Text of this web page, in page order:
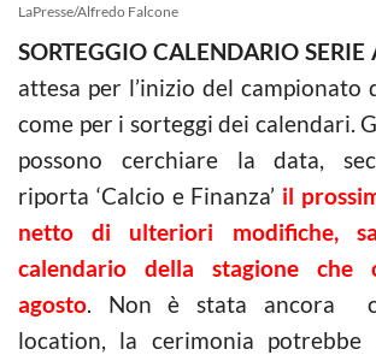
LaPresse/Alfredo Falcone
SORTEGGIO CALENDARIO SERIE
attesa per l’inizio del campionato
come per i sorteggi dei calendari.
possono cerchiare la data,
riporta ‘Calcio e Finanza’ il
netto di ulteriori modifiche,
calendario della stagione che
agosto. Non è stata ancora
location, la cerimonia potrebbe